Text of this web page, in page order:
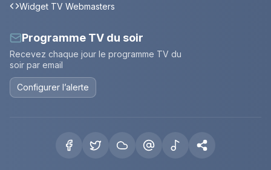
Widget TV Webmasters
Programme TV du soir
Recevez chaque jour le programme TV du
soir par email
Configurer l’alerte